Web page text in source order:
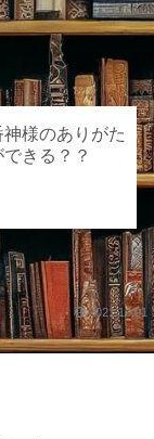
神様のありがた
きる？？
2021.10.01